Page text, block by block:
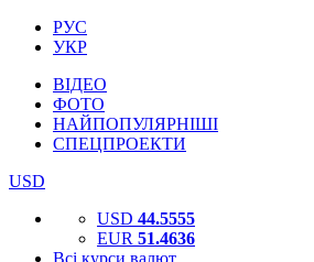
РУС
УКР
ВІДЕО
ФОТО
НАЙПОПУЛЯРНІШІ
СПЕЦПРОЕКТИ
USD
USD 44.5555
EUR 51.4636
Всі курси валют